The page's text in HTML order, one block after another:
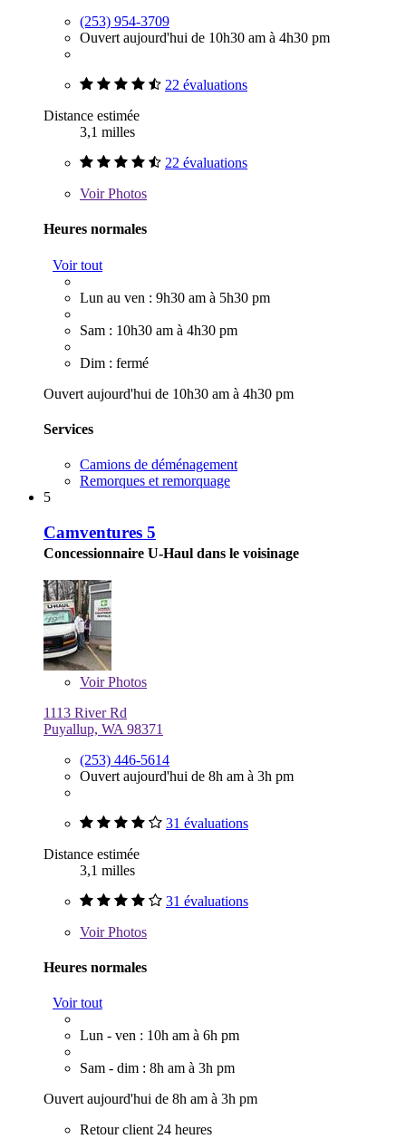
(253) 954-3709
Ouvert aujourd'hui de 10h30 am à 4h30 pm
22 évaluations
Distance estimée
3,1 milles
22 évaluations
VoirPhotos
Heures normales
Voir tout
Lun au ven : 9h30 am à 5h30 pm
Sam : 10h30 am à 4h30 pm
Dim : fermé
Ouvert aujourd'hui de 10h30 am à 4h30 pm
Services
Camions de déménagement
Remorques et remorquage
5
Camventures 5
Concessionnaire U-Haul dans le voisinage
VoirPhotos
1113 River Rd
Puyallup, WA 98371
(253) 446-5614
Ouvert aujourd'hui de 8h am à 3h pm
31 évaluations
Distance estimée
3,1 milles
31 évaluations
VoirPhotos
Heures normales
Voir tout
Lun - ven : 10h am à 6h pm
Sam - dim : 8h am à 3h pm
Ouvert aujourd'hui de 8h am à 3h pm
Retour client 24 heures